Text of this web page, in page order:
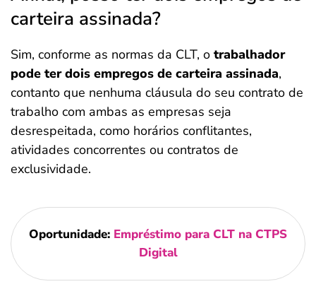
carteira assinada?
Sim, conforme as normas da CLT, o trabalhador
pode ter dois empregos de carteira assinada,
contanto que nenhuma cláusula do seu contrato de
trabalho com ambas as empresas seja
desrespeitada, como horários conflitantes,
atividades concorrentes ou contratos de
exclusividade.
Oportunidade: Empréstimo para CLT na CTPS
Digital